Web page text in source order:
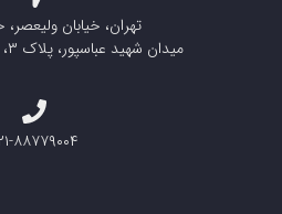
تهران، خیابان ولیعصر،
میدان شهید عباسپور، پلاک ۳، طبقه دوم، واحد ۲۱
۰۲۱-